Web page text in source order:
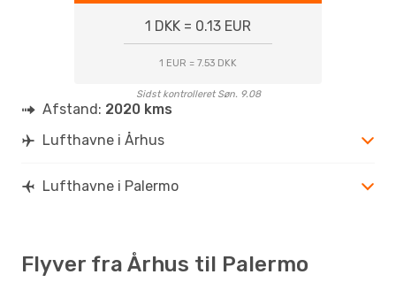
1 DKK = 0.13 EUR
1 EUR = 7.53 DKK
Sidst kontrolleret Søn. 9.08
Afstand: 2020 kms
Lufthavne i Århus
Lufthavne i Palermo
Flyver fra Århus til Palermo